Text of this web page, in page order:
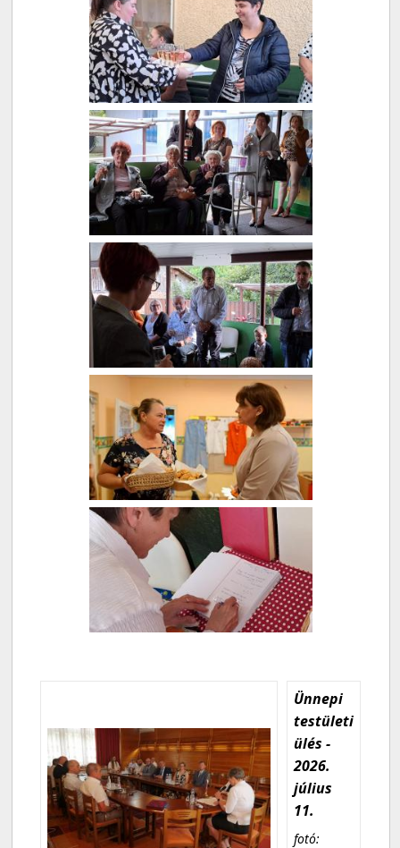
Ünnepi
testületi
ülés -
2026.
július
11.
fotó: